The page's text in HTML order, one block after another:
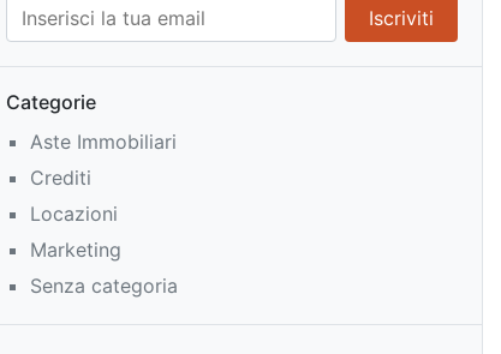
Categorie
Aste Immobiliari
Crediti
Locazioni
Marketing
Senza categoria